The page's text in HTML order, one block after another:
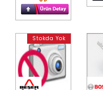
Stokda Yok